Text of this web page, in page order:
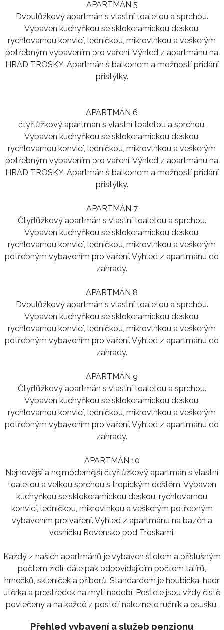
APARTMÁN 5
Dvoulůžkový apartmán s vlastní toaletou a sprchou.
Vybaven kuchyňkou se sklokeramickou deskou,
rychlovarnou konvicí, ledničkou, mikrovlnkou a veškerým
potřebným vybavením pro vaření. Výhled z apartmánu na
HRAD TROSKY. Apartmán s balkonem a možností přidání
přistýlky.
APARTMÁN 6
čtyřlůžkový apartmán s vlastní toaletou a sprchou.
Vybaven kuchyňkou se sklokeramickou deskou,
rychlovarnou konvicí, ledničkou, mikrovlnkou a veškerým
potřebným vybavením pro vaření. Výhled z apartmánu na
HRAD TROSKY. Apartmán s balkonem a možností přidání
přistýlky.
APARTMÁN 7
Čtyřlůžkový apartmán s vlastní toaletou a sprchou.
Vybaven kuchyňkou se sklokeramickou deskou,
rychlovarnou konvicí, ledničkou, mikrovlnkou a veškerým
potřebným vybavením pro vaření. Výhled z apartmánu do
zahrady.
APARTMÁN 8
Dvoulůžkový apartmán s vlastní toaletou a sprchou.
Vybaven kuchyňkou se sklokeramickou deskou,
rychlovarnou konvicí, ledničkou, mikrovlnkou a veškerým
potřebným vybavením pro vaření. Výhled z apartmánu do
zahrady.
APARTMÁN 9
Čtyřlůžkový apartmán s vlastní toaletou a sprchou.
Vybaven kuchyňkou se sklokeramickou deskou,
rychlovarnou konvicí, ledničkou, mikrovlnkou a veškerým
potřebným vybavením pro vaření. Výhled z apartmánu do
zahrady.
APARTMÁN 10
Nejnovější a nejmodernější čtyřlůžkový apartmán s vlastní
toaletou a velkou sprchou s tropickým deštěm. Vybaven
kuchyňkou se sklokeramickou deskou, rychlovarnou
konvicí, ledničkou, mikrovlnkou a veškerým potřebným
vybavením pro vaření. Výhled z apartmánu na bazén a
vesničku Rovensko pod Troskami.
Každý z našich apartmánů je vybaven stolem a příslušným
počtem židlí, dále pak odpovídajícím počtem talířů,
hrnečků, skleniček a příborů. Standardem je houbička, hadr,
utěrka a prostředek na mytí nádobí. Postele jsou vždy čistě
povlečeny a na každé z postelí naleznete ručník a osušku.
Přehled vybavení a služeb penzionu